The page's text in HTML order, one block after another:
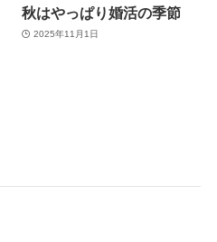
秋はやっぱり婚活の季節
2025年11月1日